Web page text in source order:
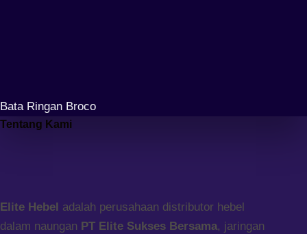
Bata Ringan Broco
Tentang Kami
Elite Hebel adalah perusahaan distributor hebel
dalam naungan PT Elite Sukses Bersama, jaringan